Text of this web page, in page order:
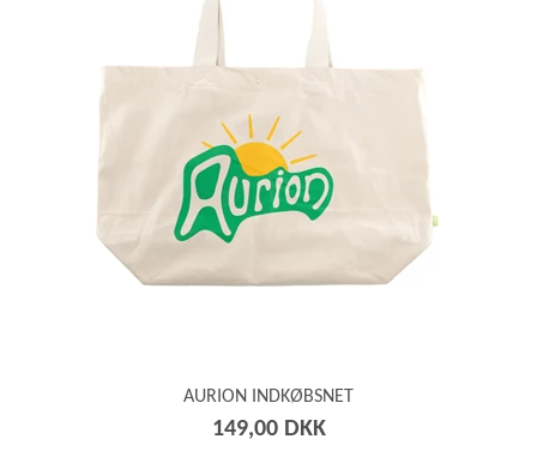
AURION INDKØBSNET
149,00 DKK